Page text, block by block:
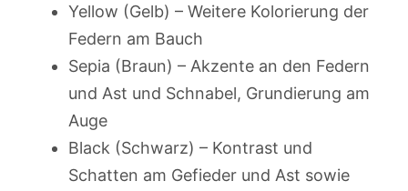
Yellow (Gelb) – Weitere Kolorierung der
Federn am Bauch
Sepia (Braun) – Akzente an den Federn
und Ast und Schnabel, Grundierung am
Auge
Black (Schwarz) – Kontrast und
Schatten am Gefieder und Ast sowie